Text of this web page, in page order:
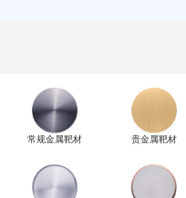
常规金属靶材 贵金属靶材